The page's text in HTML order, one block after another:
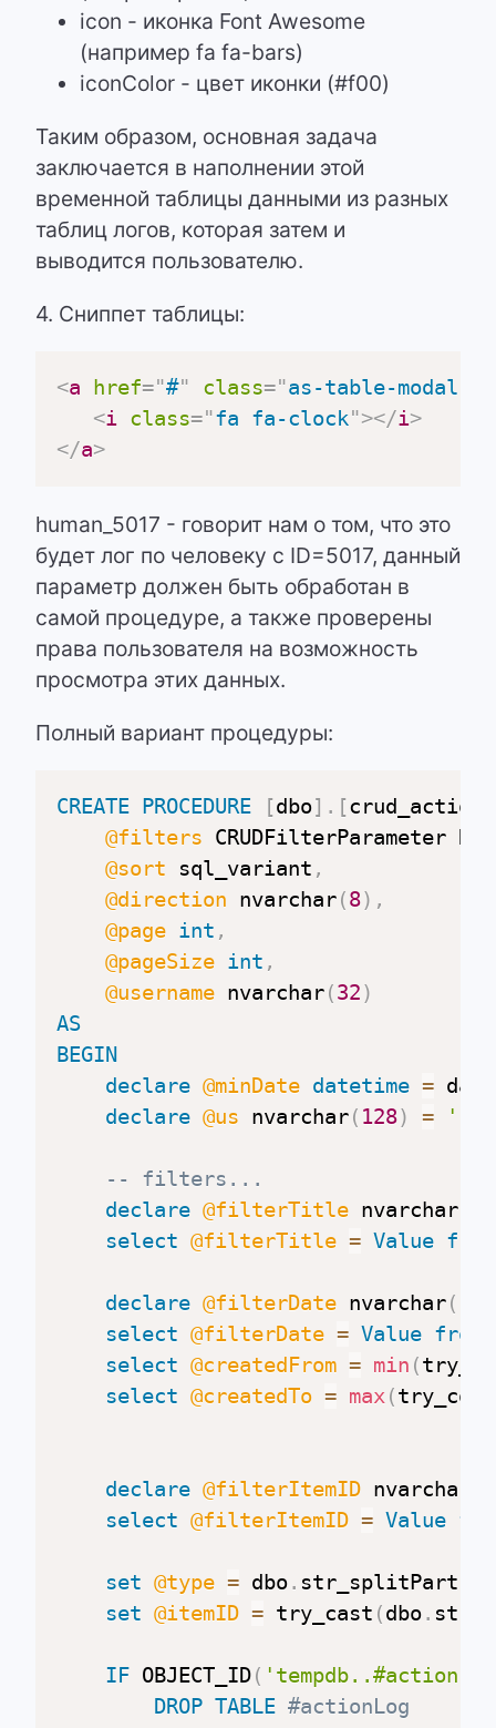
icon - иконка Font Awesome
(например fa fa-bars)
iconColor - цвет иконки (#f00)
Таким образом, основная задача
заключается в наполнении этой
временной таблицы данными из разных
таблиц логов, которая затем и
выводится пользователю.
4. Сниппет таблицы:
<a href="#" class="as-table-modal
<i class="fa fa-clock"></i>
</a>
human_5017 - говорит нам о том, что это
будет лог по человеку с ID=5017, данный
параметр должен быть обработан в
самой процедуре, а также проверены
права пользователя на возможность
просмотра этих данных.
Полный вариант процедуры:
CREATE PROCEDURE [dbo] . [
@filters CRUDFilterParameter
@sort sql_variant ,
@direction nvarchar(8) ,
@page int ,
@pageSize int ,
@username nvarchar(32)
AS
BEGIN
declare @minDate datetime =
declare @us nvarchar( 128) = ''
-- filters...
declare @filterTitle nvarchar
select @filterTitle = Value from
declare @filterDate nvarchar(
select @filterDate = Value from
select @createdFrom = min (
select @createdTo = max(
declare @filterItemID nvarchar
select @filterItemID = Value
set @type = dbo. str_splitPart
set @itemID = try_cast (dbo.
IF OBJECT_ID(
DROP TABLE #actionLog